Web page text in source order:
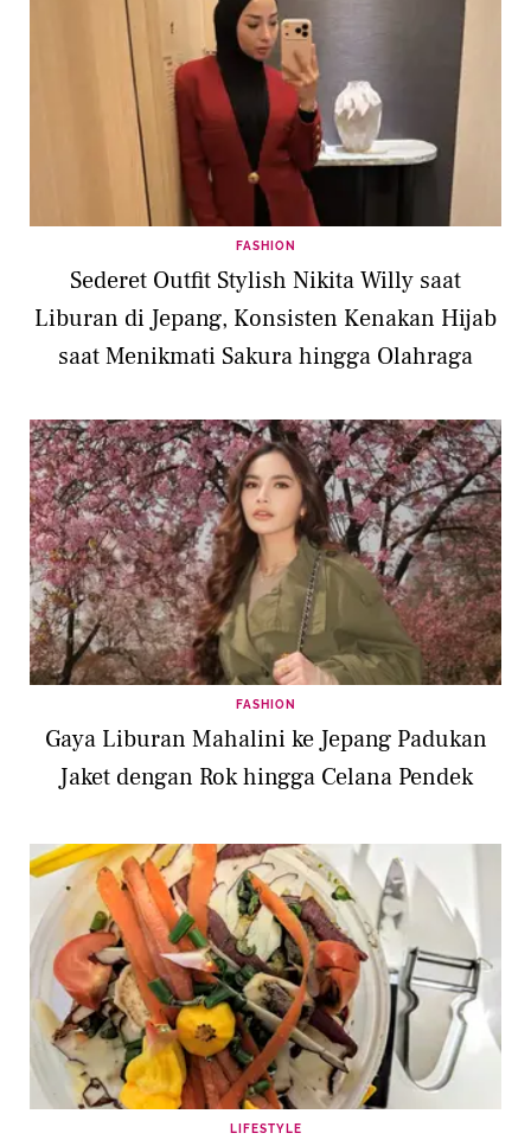
FASHION
Sederet Outfit Stylish Nikita Willy saat
Liburan di Jepang, Konsisten Kenakan Hijab
saat Menikmati Sakura hingga Olahraga
FASHION
Gaya Liburan Mahalini ke Jepang Padukan
Jaket dengan Rok hingga Celana Pendek
LIFESTYLE